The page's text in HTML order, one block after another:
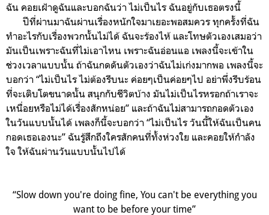
ฉัน คอยเฝ้าดูฉันและบอกฉันว่า ไม่เป็นไร ฉันอยู่กับเธอตรงนี้
ปีที่ผ่านมาฉันผ่านเรื่องหนักใจมาเยอะพอสมควร ทุกครั้งที่ฉัน
ทำอะไรกับเรื่องพวกนั้นไม่ได้ ฉันจะร้องไห้ และโทษตัวเองเสมอว่า
มันเป็นเพราะฉันที่ไม่เอาไหน เพราะฉันอ่อนแอ เพลงนี้จะเข้าใน
ช่วงเวลาแบบนั้น ถ้าฉันกดดันตัวเองว่าฉันไม่เก่งมากพอ เพลงนี้จะ
บอกว่า “ไม่เป็นไร ไม่ต้องรีบนะ ค่อยๆเป็นค่อยๆไป อย่าพึ่งรีบร้อน
ที่จะเติบโตขนาดนั้น สนุกกับชีวิตบ้าง มันไม่เป็นไรหรอกถ้าเราจะ
เหนื่อยหรือไม่ได้เรื่องสักหน่อย” และถ้าฉันไม่สามารถกอดตัวเอง
ในวันแบบนั้นได้ เพลงก็นี้จะบอกว่า “ไม่เป็นไร วันนี้ให้ฉันเป็นคน
กอดเธอเองนะ” ฉันรู้สึกถึงใครสักคนที่ทั้งห่วงใย และคอยให้กำลัง
ใจ ให้ฉันผ่านวันแบบนั้นไปได้
“Slow down you're doing fine, You can't be everything you
want to be before your time”